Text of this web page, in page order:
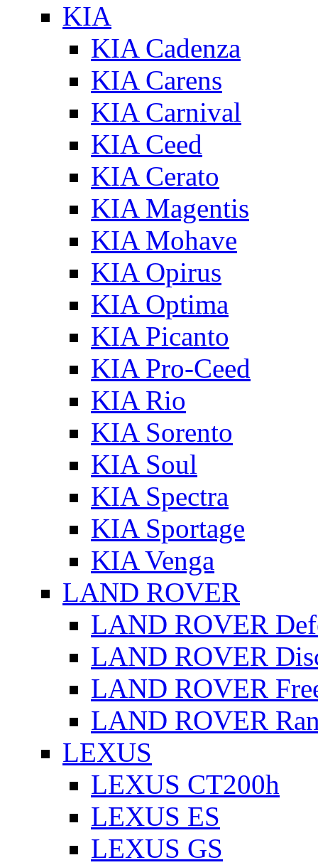
KIA
KIA Cadenza
KIA Carens
KIA Carnival
KIA Ceed
KIA Cerato
KIA Magentis
KIA Mohave
KIA Opirus
KIA Optima
KIA Picanto
KIA Pro-Ceed
KIA Rio
KIA Sorento
KIA Soul
KIA Spectra
KIA Sportage
KIA Venga
LAND ROVER
LAND ROVER
LAND ROVER
LAND ROVER
LAND ROVER
LEXUS
LEXUS CT200h
LEXUS ES
LEXUS GS